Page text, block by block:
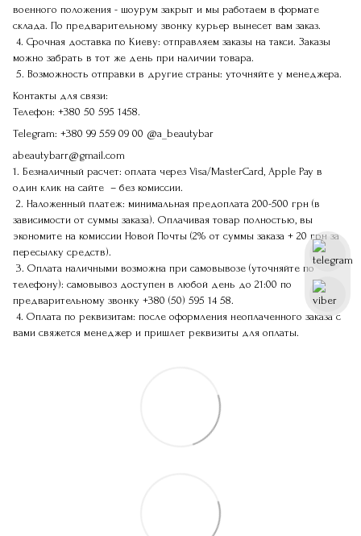
военного положения - шоурум закрыт и мы работаем в формате
склада. По предварительному звонку курьер вынесет вам заказ.
4. Срочная доставка по Киеву: отправляем заказы на такси. Заказы
можно забрать в тот же день при наличии товара.
5. Возможность отправки в другие страны: уточняйте у менеджера.
Контакты для связи:
Телефон: +380 50 595 1458.
Telegram: +380 99 559 09 00 @a_beautybar
abeautybarr@gmail.com
1. Безналичный расчет: оплата через Visa/MasterCard, Apple Pay в
один клик на сайте – без комиссии.
2. Наложенный платеж: минимальная предоплата 200-500 грн (в
зависимости от суммы заказа). Оплачивая товар полностью, вы
экономите на комиссии Новой Почты (2% от суммы заказа + 20 грн за
пересылку средств).
3. Оплата наличными возможна при самовывозе (уточняйте по
телефону): самовывоз доступен в любой день до 21:00 по
предварительному звонку +380 (50) 595 14 58.
4. Оплата по реквизитам: после оформления неоплаченного заказа с
вами свяжется менеджер и пришлет реквизиты для оплаты.